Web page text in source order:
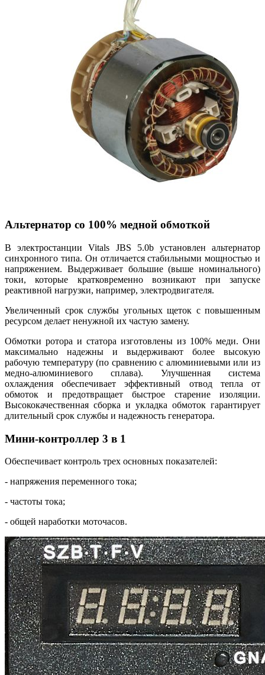
Альтернатор со 100% медной обмоткой
В электростанции Vitals JBS 5.0b установлен альтернатор
синхронного типа. Он отличается стабильными мощностью и
напряжением. Выдерживает большие (выше номинального)
токи, которые кратковременно возникают при запуске
реактивной нагрузки, например, электродвигателя.
Увеличенный срок службы угольных щеток с повышенным
ресурсом делает ненужной их частую замену.
Обмотки ротора и статора изготовлены из 100% меди. Они
максимально надежны и выдерживают более высокую
рабочую температуру (по сравнению с алюминиевыми или из
медно-алюминиевого сплава). Улучшенная система
охлаждения обеспечивает эффективный отвод тепла от
обмоток и предотвращает быстрое старение изоляции.
Высококачественная сборка и укладка обмоток гарантирует
длительный срок службы и надежность генератора.
Мини-контроллер 3 в 1
Обеспечивает контроль трех основных показателей:
- напряжения переменного тока;
- частоты тока;
- общей наработки моточасов.